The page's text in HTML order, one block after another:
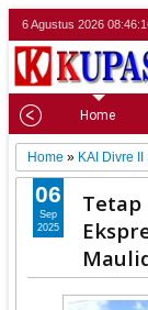
6 Agustus 2026
Home
Home » KAI Divre
Tetap
06
Sep
2025